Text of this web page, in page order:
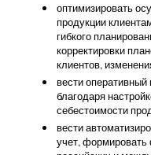
оптимизировать
продукции
гибкого
корректировки
клиентов,
вести оперативный
благодаря
себестоимости
вести
учет,